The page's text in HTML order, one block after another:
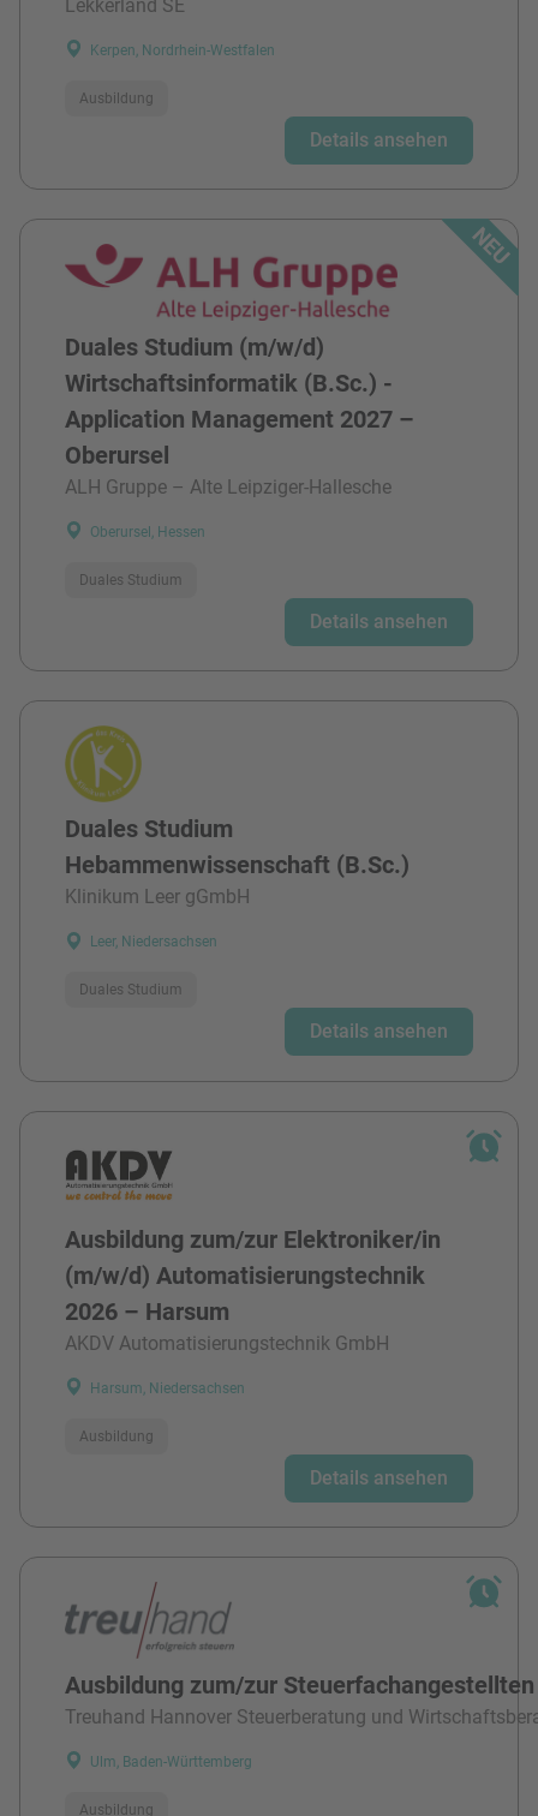
Lekkerland SE
Kerpen, Nordrhein-Westfalen
Ausbildung
Details ansehen
Duales Studium (m/w/d)
Wirtschaftsinformatik (B.Sc.) -
Application Management 2027 –
Oberursel
ALH Gruppe – Alte Leipziger-Hallesche
Oberursel, Hessen
Duales Studium
Details ansehen
Duales Studium
Hebammenwissenschaft (B.Sc.)
Klinikum Leer gGmbH
Leer, Niedersachsen
Duales Studium
Details ansehen
Ausbildung zum/zur Elektroniker/in
(m/w/d) Automatisierungstechnik
2026 – Harsum
AKDV Automatisierungstechnik GmbH
Harsum, Niedersachsen
Ausbildung
Details ansehen
Ausbildung zum/zur
Treuhand Hannover Steuerberatung und
Ulm, Baden-Württemberg
Ausbildung